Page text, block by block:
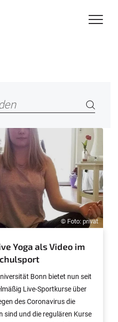
© Foto: privat
Yoga als Video im
Bonn bietet nun seit
Live-Sportkurse über
des Coronavirus die
sind und die regulären Kurse